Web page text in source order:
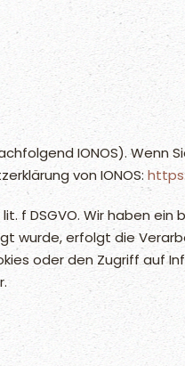
IONOS).
von IONOS:
f DSGVO. Wir haben
erfolgt die
oder den Zugriff